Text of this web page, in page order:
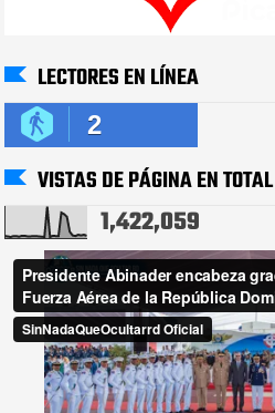
LECTORES EN LÍNEA
2
VISTAS DE PÁGINA EN TOTAL
1,422,059